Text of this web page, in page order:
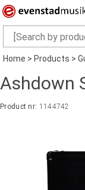
Home>Products>
Ashdown
Product nr: 1144742